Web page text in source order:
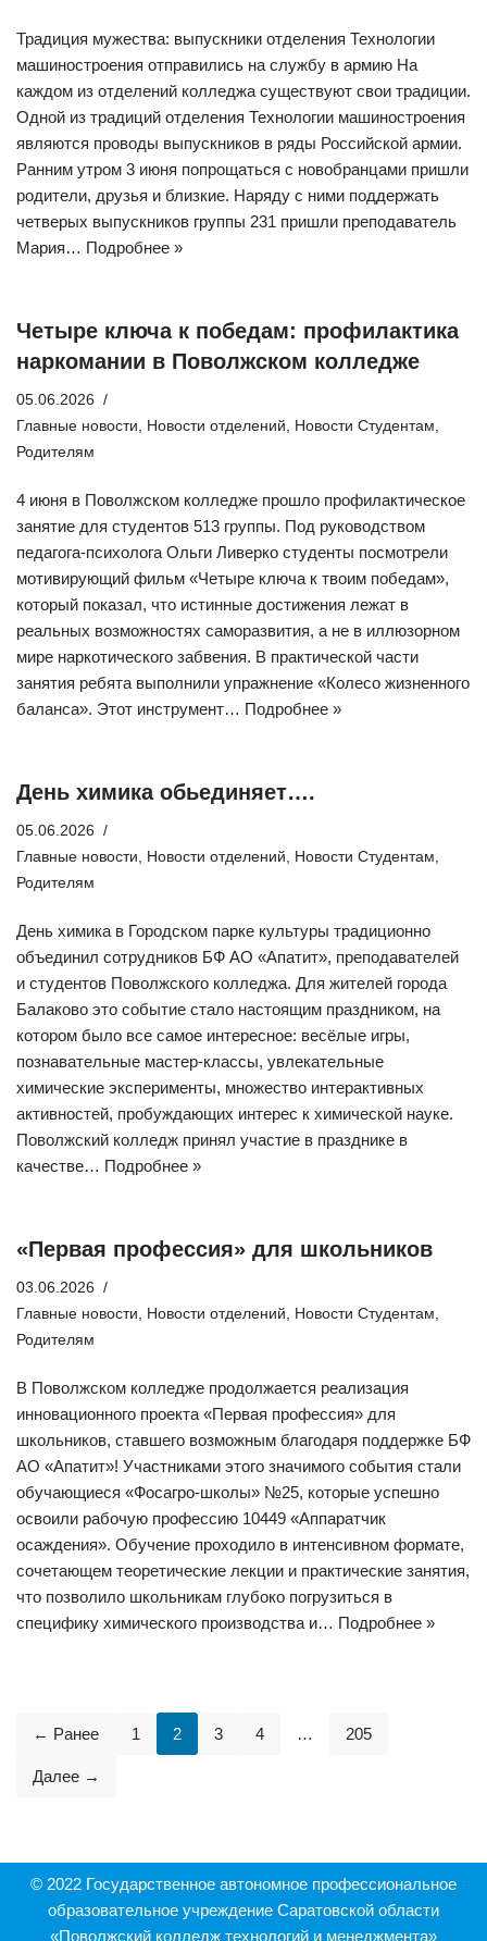
Традиция мужества: выпускники отделения Технологии
машиностроения отправились на службу в армию На
каждом из отделений колледжа существуют свои традиции.
Одной из традиций отделения Технологии машиностроения
являются проводы выпускников в ряды Российской армии.
Ранним утром 3 июня попрощаться с новобранцами пришли
родители, друзья и близкие. Наряду с ними поддержать
четверых выпускников группы 231 пришли преподаватель
Мария… Подробнее »
Четыре ключа к победам: профилактика
наркомании в Поволжском колледже
05.06.2026
Главные новости, Новости отделений, Новости Студентам,
Родителям
4 июня в Поволжском колледже прошло профилактическое
занятие для студентов 513 группы. Под руководством
педагога-психолога Ольги Ливерко студенты посмотрели
мотивирующий фильм «Четыре ключа к твоим победам»,
который показал, что истинные достижения лежат в
реальных возможностях саморазвития, а не в иллюзорном
мире наркотического забвения. В практической части
занятия ребята выполнили упражнение «Колесо жизненного
баланса». Этот инструмент… Подробнее »
День химика обьединяет….
05.06.2026
Главные новости, Новости отделений, Новости Студентам,
Родителям
День химика в Городском парке культуры традиционно
объединил сотрудников БФ АО «Апатит», преподавателей
и студентов Поволжского колледжа. Для жителей города
Балаково это событие стало настоящим праздником, на
котором было все самое интересное: весёлые игры,
познавательные мастер-классы, увлекательные
химические эксперименты, множество интерактивных
активностей, пробуждающих интерес к химической науке.
Поволжский колледж принял участие в празднике в
качестве… Подробнее »
«Первая профессия» для школьников
03.06.2026
Главные новости, Новости отделений, Новости Студентам,
Родителям
В Поволжском колледже продолжается реализация
инновационного проекта «Первая профессия» для
школьников, ставшего возможным благодаря поддержке БФ
АО «Апатит»! Участниками этого значимого события стали
обучающиеся «Фосагро-школы» №25, которые успешно
освоили рабочую профессию 10449 «Аппаратчик
осаждения». Обучение проходило в интенсивном формате,
сочетающем теоретические лекции и практические занятия,
что позволило школьникам глубоко погрузиться в
специфику химического производства и… Подробнее »
← Ранее 1 2 3 4 … 205
Далее →
© 2022 Государственное автономное профессиональное
образовательное учреждение Саратовской области
«Поволжский колледж технологий и менеджмента»